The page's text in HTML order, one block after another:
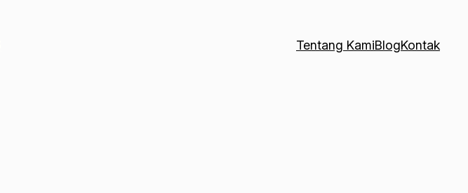
Tentang KamiBlogKontak